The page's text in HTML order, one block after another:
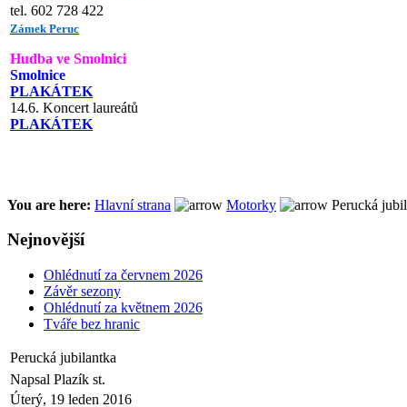
tel. 602 728 422
Zámek Peruc
Hudba ve Smolnici
Smolnice
PLAKÁTEK
14.6. Koncert laureátů
PLAKÁTEK
You are here: Hlavní strana Motorky Perucká
Nejnovější
Ohlédnutí za červnem 2026
Závěr sezony
Ohlédnutí za květnem 2026
Tváře bez hranic
Perucká jubilantka
Napsal Plazík st.
Úterý, 19 leden 2016